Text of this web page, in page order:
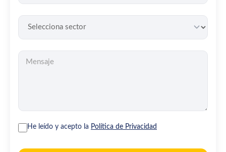
He leído y acepto la Política de Privacidad